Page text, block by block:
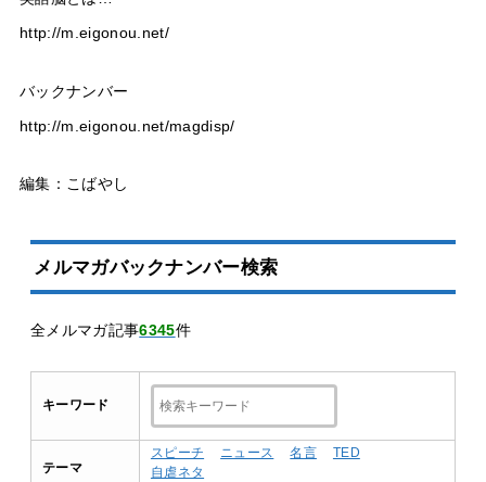
http://m.eigonou.net/
バックナンバー
http://m.eigonou.net/magdisp/
編集：こばやし
メルマガバックナンバー検索
全メルマガ記事6345件
キーワード
テーマ
スピーチ ニュース 名言
TED
自虐ネタ